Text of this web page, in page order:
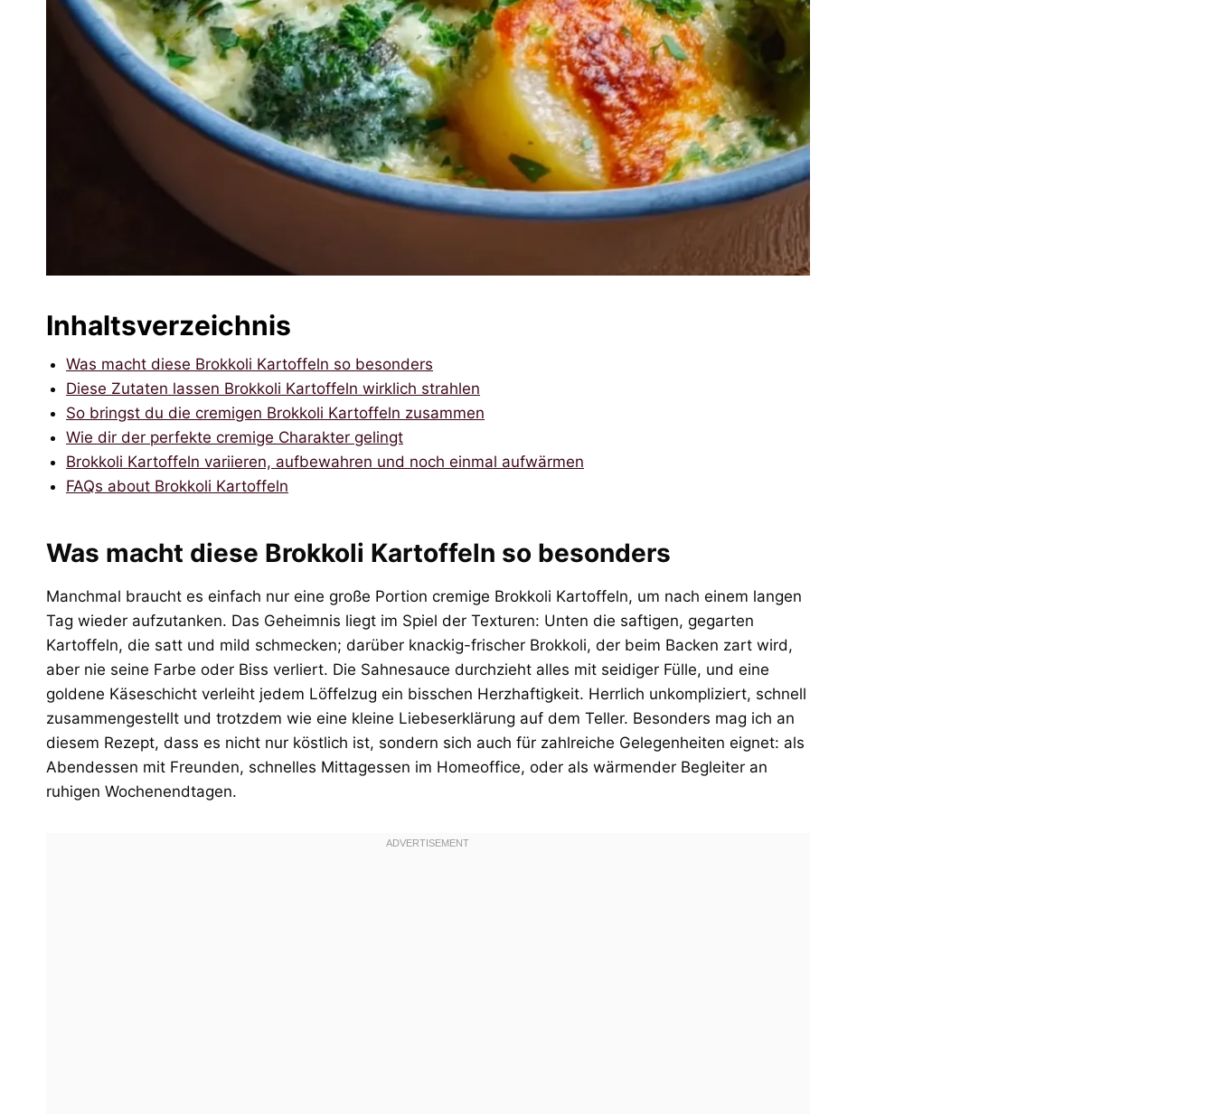
Inhaltsverzeichnis
Was macht diese Brokkoli Kartoffeln so besonders
Diese Zutaten lassen Brokkoli Kartoffeln wirklich strahlen
So bringst du die cremigen Brokkoli Kartoffeln zusammen
Wie dir der perfekte cremige Charakter gelingt
Brokkoli Kartoffeln variieren, aufbewahren und noch einmal aufwärmen
FAQs about Brokkoli Kartoffeln
Was macht diese Brokkoli Kartoffeln so besonders
Manchmal braucht es einfach nur eine große Portion cremige Brokkoli Kartoffeln, um nach einem langen
Tag wieder aufzutanken. Das Geheimnis liegt im Spiel der Texturen: Unten die saftigen, gegarten
Kartoffeln, die satt und mild schmecken; darüber knackig-frischer Brokkoli, der beim Backen zart wird,
aber nie seine Farbe oder Biss verliert. Die Sahnesauce durchzieht alles mit seidiger Fülle, und eine
goldene Käseschicht verleiht jedem Löffelzug ein bisschen Herzhaftigkeit. Herrlich unkompliziert, schnell
zusammengestellt und trotzdem wie eine kleine Liebeserklärung auf dem Teller. Besonders mag ich an
diesem Rezept, dass es nicht nur köstlich ist, sondern sich auch für zahlreiche Gelegenheiten eignet: als
Abendessen mit Freunden, schnelles Mittagessen im Homeoffice, oder als wärmender Begleiter an
ruhigen Wochenendtagen.